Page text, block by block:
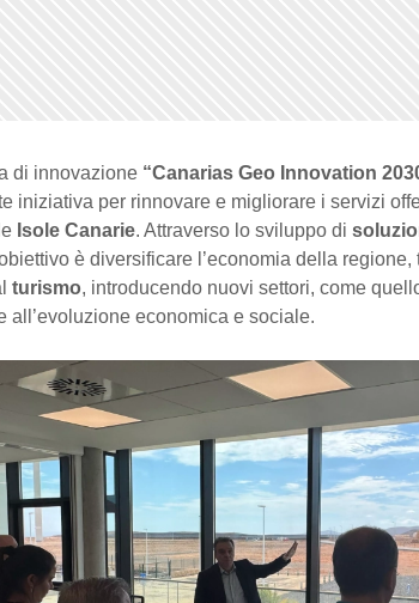
di innovazione “Canarias Geo Innovation
iniziativa per rinnovare e migliorare i servizi
Isole Canarie. Attraverso lo sviluppo di
è diversificare l’economia della
turismo, introducendo nuovi settori, come
all’evoluzione economica e sociale.